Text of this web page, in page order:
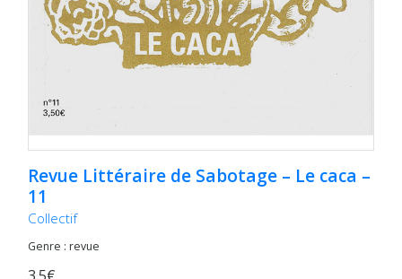
Revue Littéraire de Sabotage – Le caca –
11
Collectif
Genre : revue